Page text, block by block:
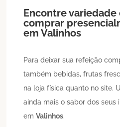
Encontre
comprar
emValinhos
Para deixar sua refeição
também bebidas, frutas
na loja física quanto no site.
ainda mais o sabor dos seus
emValinhos.